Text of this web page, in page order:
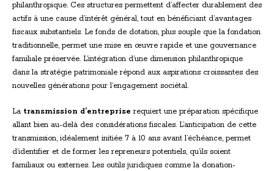
philanthropique. Ces structures permettent d’affecter durablement des
actifs à une cause d’intérêt général, tout en bénéficiant d’avantages
fiscaux substantiels. Le fonds de dotation, plus souple que la fondation
traditionnelle, permet une mise en œuvre rapide et une gouvernance
familiale préservée. L’intégration d’une dimension philanthropique
dans la stratégie patrimoniale répond aux aspirations croissantes des
nouvelles générations pour l’engagement sociétal.
La transmission d’entreprise requiert une préparation spécifique
allant bien au-delà des considérations fiscales. L’anticipation de cette
transmission, idéalement initiée 7 à 10 ans avant l’échéance, permet
d’identifier et de former les repreneurs potentiels, qu’ils soient
familiaux ou externes. Les outils juridiques comme la donation-